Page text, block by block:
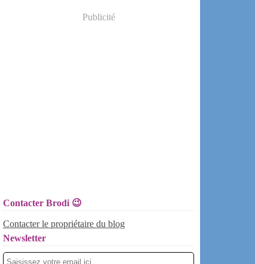
Publicité
Contacter Brodi 😉
Contacter le propriétaire du blog
Newsletter